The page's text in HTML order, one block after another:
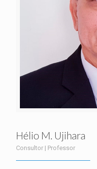
Hélio M. Ujihara
Consultor | Professor